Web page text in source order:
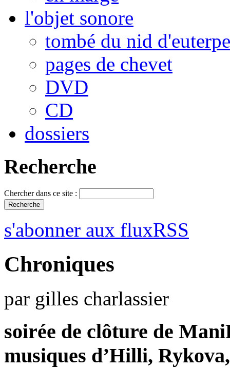
l'objet sonore
tombé du nid d'euterpe
pages de chevet
DVD
CD
dossiers
Recherche
Chercher dans ce site :
s'abonner aux fluxRSS
Chroniques
par gilles charlassier
soirée de clôture de
musiques d’Hilli,